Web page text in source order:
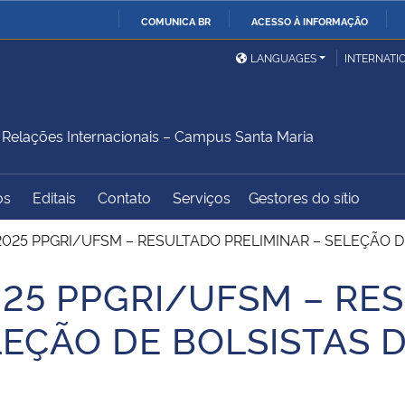
COMUNICA BR ACESSO À INFORMAÇÃO
Ministério da Defesa
Ministério das Relações
Exteriores
Ministério do
Desenvolvimento Regional
Controladoria-Geral da
União
Advocacia-Geral da União Banco Central do Brasil
LANGUAGES
Internacionais – Campus Santa Maria
Editais Contato Serviços Gestores do sítio
PPGRI/UFSM – RESULTADO PRELIMINAR – SELEÇÃO
PPGRI/UFSM –
DE BOLSISTAS